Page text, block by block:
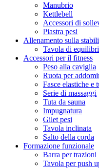
Manubrio
Kettlebell
Accessori di
Piastra pesi
Allenamento sulla
Tavola di
Accessori per il fitness
Peso alla caviglia
Ruota per
Fasce elastiche e
Serie di massaggi
Tuta da sauna
Impugnatura
Gilet pesi
Tavola inclinata
Salto della corda
Formazione funzionale
Barra per trazioni
Tavola per push